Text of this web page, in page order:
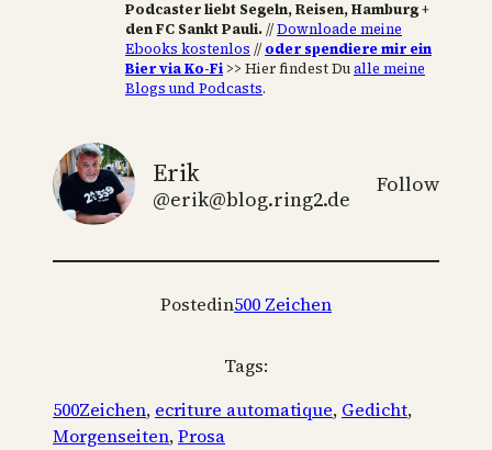
Podcaster liebt Segeln, Reisen, Hamburg +
den FC Sankt Pauli.//Downloade meine
Ebooks kostenlos //oder spendiere mir ein
Bier via Ko-Fi >> Hier findest Dualle meine
Blogs und Podcasts.
Erik
@erik@blog.ring2.de
Follow
Postedin500 Zeichen
Tags:
500Zeichen, ecriture automatique, Gedicht
Morgenseiten, Prosa